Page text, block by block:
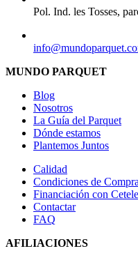
Pol. Ind. les Tosses,
MUNDO PARQUET
Blog
Nosotros
La Guía del Parquet
Dónde estamos
Plantemos Juntos
Calidad
Condiciones de Compra
Financiación con
Contactar
FAQ
AFILIACIONES